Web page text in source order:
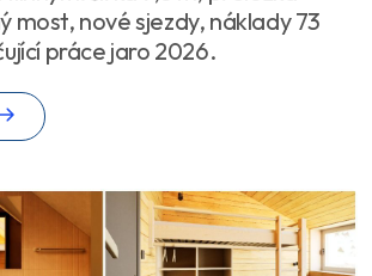
most, nové sjezdy, náklady 73
práce jaro 2026.